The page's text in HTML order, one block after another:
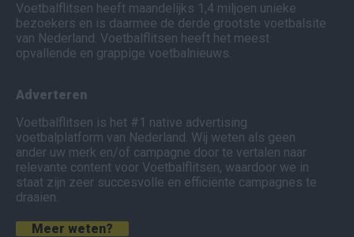
Voetbalflitsen heeft maandelijks 1,4 miljoen unieke
bezoekers en is daarmee de derde grootste voetbalsite
van Nederland. Voetbalflitsen heeft het meest
opvallende en grappige voetbalnieuws.
Adverteren
Voetbalflitsen is het #1 native advertising
voetbalplatform van Nederland. Wij weten als geen
ander uw merk en/of campagne door te vertalen naar
relevante content voor Voetbalflitsen, waardoor we in
staat zijn zeer succesvolle en efficiënte campagnes te
draaien.
Meer weten?